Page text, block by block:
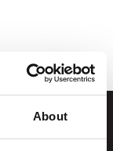
About